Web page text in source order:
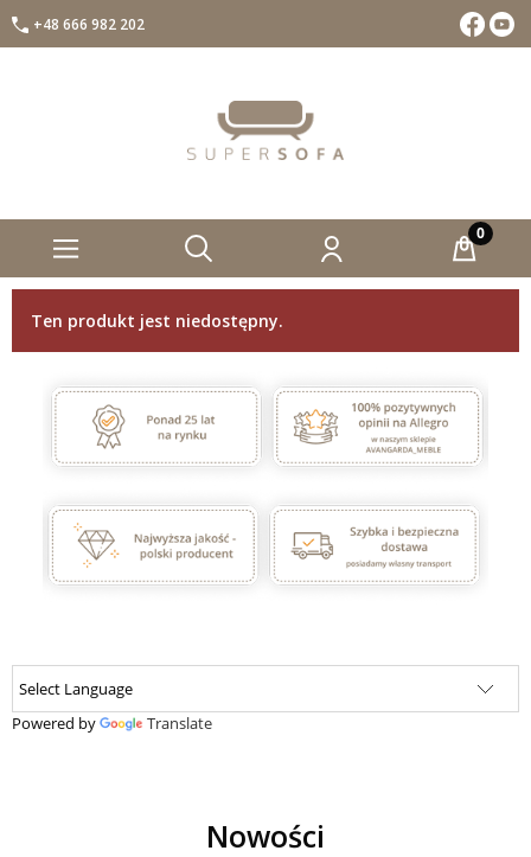
+48 666 982 202 Facebook
Ten produkt jest niedostępny.
Powered by Translate
Nowości